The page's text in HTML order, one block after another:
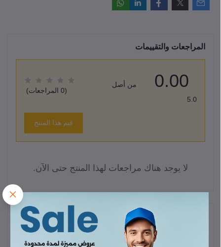
المراجعات والتقييمات
0.00
من أصل
5.0
(0 المراجعات)
قيم هذا المنتج
لا يوجد هناك مراجعات لهذا المنتج حتى الآن.